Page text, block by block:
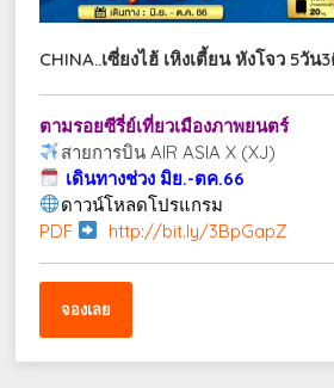
CHINA..เซี่ยงไฮ้ เหิงเตี้ยน หังโจว 5วัน
ตามรอยซีรี่ย์เที่ยวเมืองภาพยนตร์
สายการบิน AIR ASIA X (XJ)
เดินทางช่วง มิย.-ตค.66
ดาวน์โหลดโปรแกรม
PDF
http://bit.ly/3BpGapZ
จองเลย